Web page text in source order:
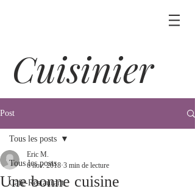
Cuisinier
Post
Tous les posts
Café-Restaurant
Tous les posts
Une bonne cuisine
Eric M.
6 nov. 2018 3 min de lecture